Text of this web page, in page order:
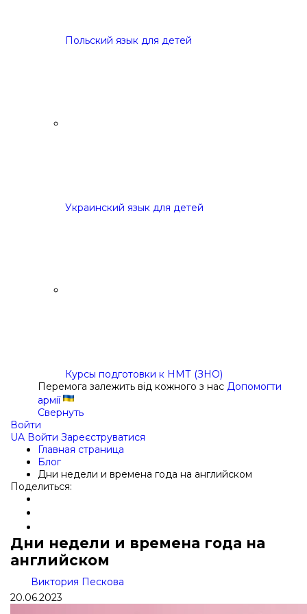
Польский язык для детей
Украинский язык для детей
Курсы подготовки к НМТ (ЗНО)
Перемога залежить від кожного з нас Допомогти
армії
Свернуть
Войти
UA Войти Зареєструватися
Главная страница
Блог
Дни недели и времена года на английском
Поделиться:
Дни недели и времена года на
английском
Виктория Пескова
20.06.2023